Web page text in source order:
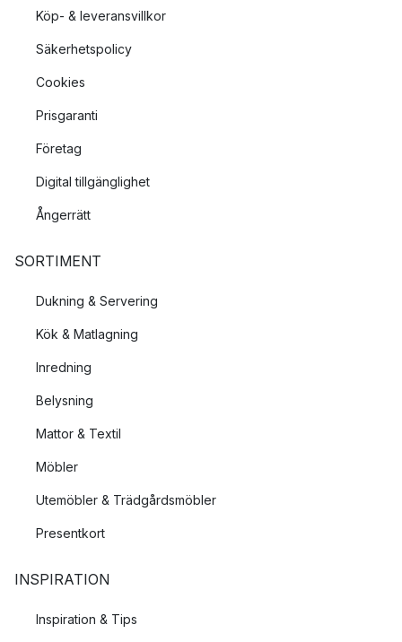
Köp- & leveransvillkor
Säkerhetspolicy
Cookies
Prisgaranti
Företag
Digital tillgänglighet
Ångerrätt
SORTIMENT
Dukning & Servering
Kök & Matlagning
Inredning
Belysning
Mattor & Textil
Möbler
Utemöbler & Trädgårdsmöbler
Presentkort
INSPIRATION
Inspiration & Tips